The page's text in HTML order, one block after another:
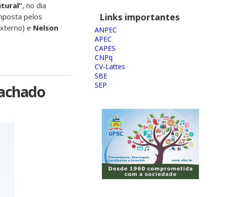
, no dia
pelos
e Nelson
Links importantes
ANPEC
APEC
CAPES
CNPq
CV-Lattes
SBE
SEP